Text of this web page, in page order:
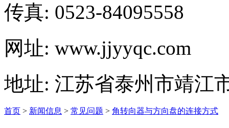
传真: 0523-84095558
网址: www.jjyyqc.com
地址: 江苏省泰州市靖江
首页 > 新闻信息 > 常见问题 > 角转向器与方向盘的连接方式